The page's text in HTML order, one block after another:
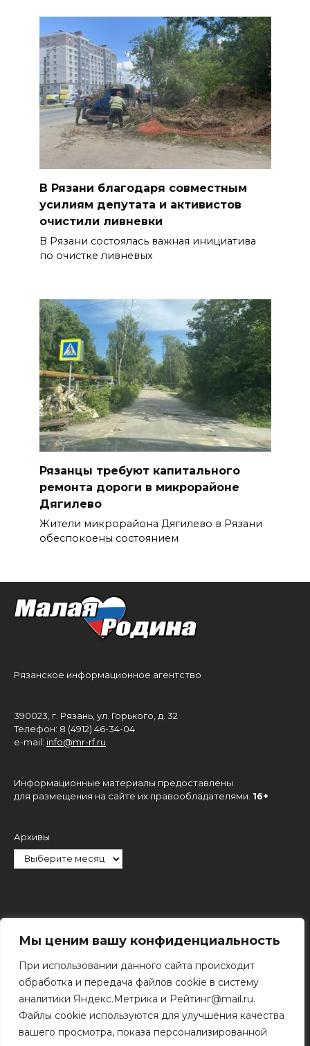
Мы ценим вашу конфиденциальность
При использовании данного сайта происходит
обработка и передача файлов cookie в систему
аналитики Яндекс.Метрика и Рейтинг@mail.ru.
Файлы cookie используются для улучшения качества
вашего просмотра, показа персонализированной
В Рязани благодаря совместным
усилиям депутата и активистов
очистили ливневки
В Рязани состоялась важная инициатива
по очистке ливневых
Рязанцы требуют капитального
ремонта дороги в микрорайоне
Дягилево
Жители микрорайона Дягилево в Рязани
обеспокоены состоянием
Рязанское информационное агентство
390023, г. Рязань, ул. Горького, д. 32
Телефон: 8 (4912) 46-34-04
e-mail: info@mr-rf.ru
Информационные материалы предоставлены
для размещения на сайте их правообладателями. 16+
Архивы